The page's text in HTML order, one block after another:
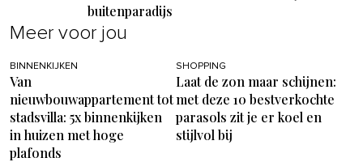
buitenparadijs
Meer voor jou
BINNENKIJKEN
Van
nieuwbouwappartement tot
stadsvilla: 5x binnenkijken
in huizen met hoge
plafonds
SHOPPING
Laat de zon maar schijnen:
met deze 10 bestverkochte
parasols zit je er koel en
stijlvol bij